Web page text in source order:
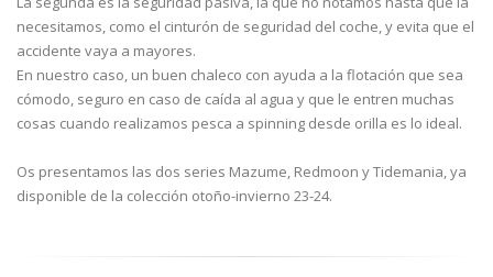
necesitamos, como el cinturón de seguridad del coche, y evita que el
accidente vaya a mayores.
En nuestro caso, un buen chaleco con ayuda a la flotación que sea
cómodo, seguro en caso de caída al agua y que le entren muchas
cosas cuando realizamos pesca a spinning desde orilla es lo ideal.
Os presentamos las dos series Mazume, Redmoon y Tidemania, ya
disponible de la colección otoño-invierno 23-24.